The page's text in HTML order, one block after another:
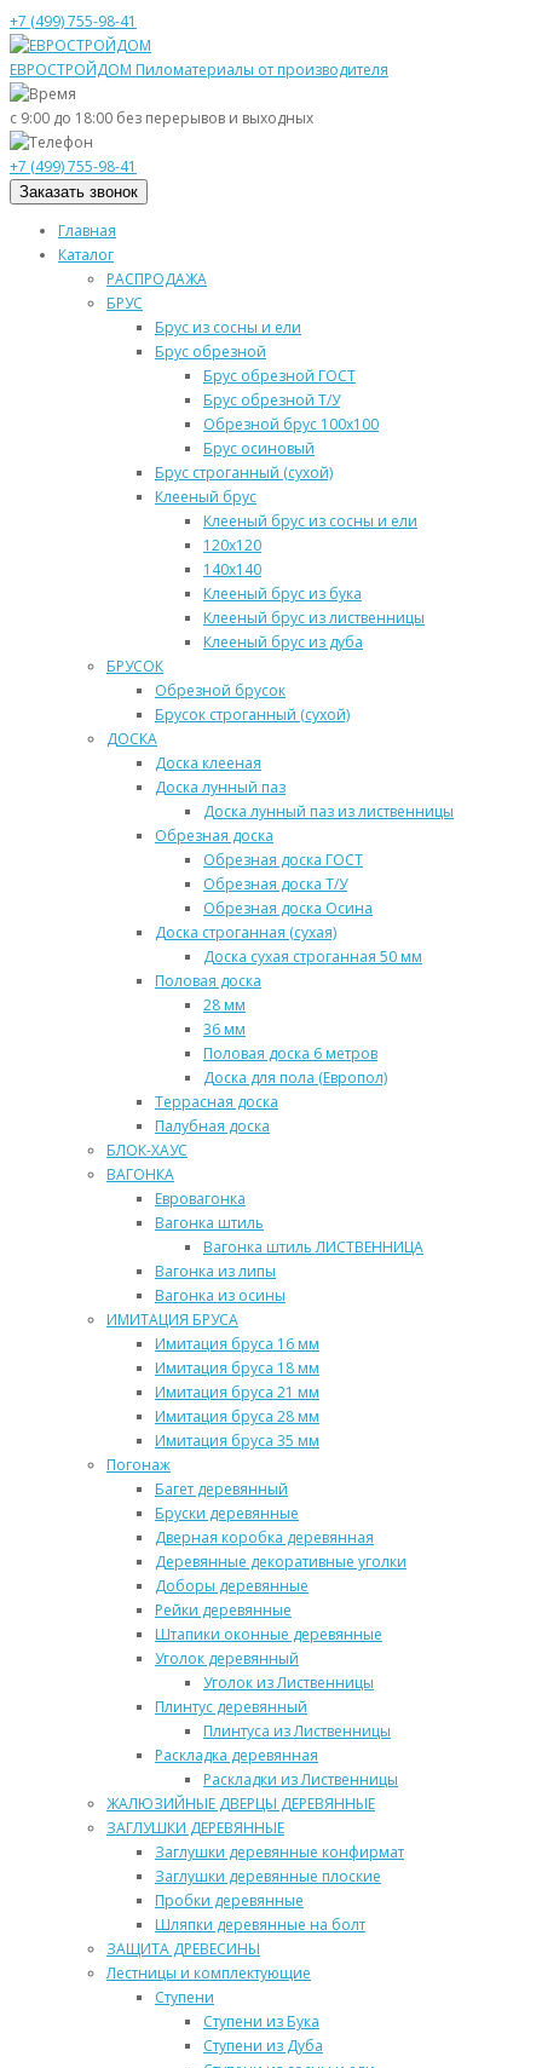
+7 (499) 755-98-41
ЕВРОСТРОЙДОМ Пиломатериалы от производителя
с 9:00 до 18:00 без перерывов и выходных
+7 (499) 755-98-41
Заказать звонок
Главная
Каталог
РАСПРОДАЖА
БРУС
Брус из сосны и ели
Брус обрезной
Брус обрезной ГОСТ
Брус обрезной Т/У
Обрезной брус 100х100
Брус осиновый
Брус строганный (сухой)
Клееный брус
Клееный брус из сосны и ели
120х120
140х140
Клееный брус из бука
Клееный брус из лиственницы
Клееный брус из дуба
БРУСОК
Обрезной брусок
Брусок строганный (сухой)
ДОСКА
Доска клееная
Доска лунный паз
Доска лунный паз из лиственницы
Обрезная доска
Обрезная доска ГОСТ
Обрезная доска Т/У
Обрезная доска Осина
Доска строганная (сухая)
Доска сухая строганная 50 мм
Половая доска
28 мм
36 мм
Половая доска 6 метров
Доска для пола (Европол)
Террасная доска
Палубная доска
БЛОК-ХАУС
ВАГОНКА
Евровагонка
Вагонка штиль
Вагонка штиль ЛИСТВЕННИЦА
Вагонка из липы
Вагонка из осины
ИМИТАЦИЯ БРУСА
Имитация бруса 16 мм
Имитация бруса 18 мм
Имитация бруса 21 мм
Имитация бруса 28 мм
Имитация бруса 35 мм
Погонаж
Багет деревянный
Бруски деревянные
Дверная коробка деревянная
Деревянные декоративные уголки
Доборы деревянные
Рейки деревянные
Штапики оконные деревянные
Уголок деревянный
Уголок из Лиственницы
Плинтус деревянный
Плинтуса из Лиственницы
Раскладка деревянная
Раскладки из Лиственницы
ЖАЛЮЗИЙНЫЕ ДВЕРЦЫ ДЕРЕВЯННЫЕ
ЗАГЛУШКИ ДЕРЕВЯННЫЕ
Заглушки деревянные конфирмат
Заглушки деревянные плоские
Пробки деревянные
Шляпки деревянные на болт
ЗАЩИТА ДРЕВЕСИНЫ
Лестницы и комплектующие
Ступени
Ступени из Бука
Ступени из Дуба